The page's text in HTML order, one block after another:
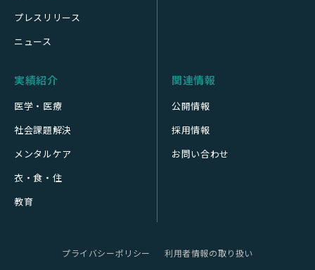
プレスリリース
ニュース
実績紹介
医学・医療
社会課題解決
メンタルケア
衣・食・住
教育
関連情報
公開情報
採用情報
お問い合わせ
プライバシーポリシー
利用者情報の取り扱い